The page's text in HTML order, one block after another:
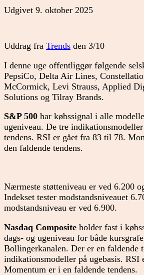
Udgivet 9. oktober 2025
Uddrag fra Trends den 3/10
I denne uge offentliggør følgende
PepsiCo, Delta Air Lines,
McCormick, Levi Strauss, Applied
Solutions og Tilray Brands.
S&P 500 har købssignal i alle
ugeniveau. De tre
tendens. RSI er gået fra 83 til 78.
den faldende tendens.
Nærmeste støtteniveau er ved 6.200
Indekset tester modstandsniveauet
modstandsniveau er ved 6.900.
Nasdaq Composite holder fast i
dags- og ugeniveau for både
Bollingerkanalen. Der er en faldende
indikationsmodeller på ugebasis. RSI
Momentum er i en faldende tendens.